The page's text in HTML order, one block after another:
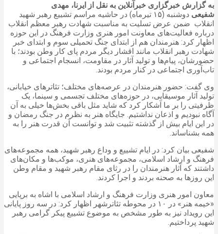
به گزارش خبرگزاری خبرآنلاین به نقل از ایرنا، مهدی
شفیعی
دوشنبه (۱۵ تیرماه) در حاشیه مراسم تشییع رهبر شهید
انقلاب ضمن عرض تسلیت به مناسبت شهادت رهبر معظم انقلاب
درباره فعالیت‌های معاونت امور هنری وزارت فرهنگ در این حوزه
اظهار کرد: هنرمندان هم از ابتدای جنگ تحمیلی سوم و ابتدای خبر
شهادت رهبر انقلاب مانند اقشار دیگر مردم پای کار وطن بودند؛ با
حضورشان، پیام‌ها و تولید آثار در مقاومت، انسجام اجتماعی و
تاب‌آوری اجتماعی در کنار مردم بودند.
وی گفت: حضور هنرمندان در عرصه‌های مختلف؛ تئاترهای خیابانی،
تولید آثار موسیقایی، در حوزه‌های مختلف تجسمی و سینما، یک
ظرفیتی را بر ما آشکار کرد که شاید مثل باقی بخش‌ها خیلی به آن
آگاه نبودیم و اذعان نداشتیم. جایگاه هنر به نظرم در جنگ رمضان و
در این ایام بیش از گذشته تثبیت شد و توانست آن قدرت هنر را به
همه بشناساند.
شفیعی بیان کرد: در ایام تشییع و وداع رهبر شهید، همه مجموعه‌های
فرهنگ و ارشاد اسلامی، مجموعه‌های هنری، موکب‌ها و مکان‌های
داشتند که آثار هنرمندان را در رثای مقام رهبر شهید و مقام وطن
این روزها به صحنه بردند و اجرا کردند.
معاون امور هنری وزارت فرهنگ و ارشاد اسلامی با اشاه به برپایی
«خیمه هنر» در ۱۰ در محوطه تئاترشهر اظهار کرد: در سه روز پایانی
این رویداد نیز به طور مشخص به موضوع تشییع پیکر گرامی رهبر
شهید پرداختیم.